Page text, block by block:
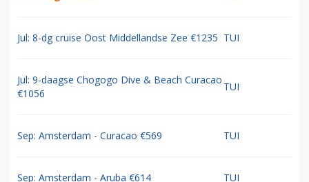
Jul: 8-dg cruise Oost Middellandse Zee €1235 TUI
Jul: 9-daagse Chogogo Dive & Beach Curacao
€1056
TUI
Sep: Amsterdam - Curacao €569 TUI
Sep: Amsterdam - Aruba €614 TUI